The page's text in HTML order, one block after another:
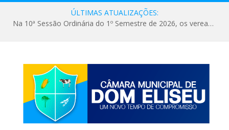
ÚLTIMAS ATUALIZAÇÕES:
Na 10ª Sessão Ordinária do 1º Semestre de 2026, os vereadores receberam a nova comandante do 51º Batalhão de Polícia Militar, a Major Alessandra Lopes Leal Bandeira. A visita institucional proporcionou a apresentação da oficial aos parlamentares e reforçou o compromisso de cooperação entre a Polícia Militar e o Poder Legislativo em prol da segurança da população.